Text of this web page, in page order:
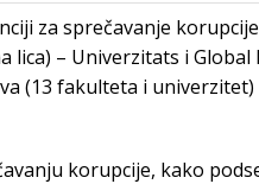
za sprečavanje
lica) – Univerzitats i
(13 fakulteta i
korupcije, kako